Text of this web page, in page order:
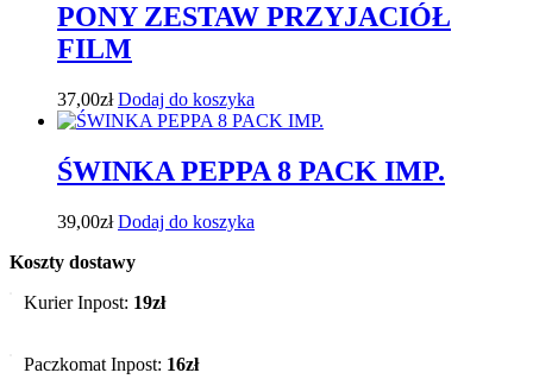
PONY ZESTAW PRZYJACIÓŁ
FILM
37,00zł Dodaj do koszyka
ŚWINKA PEPPA 8 PACK IMP.
39,00zł Dodaj do koszyka
Koszty dostawy
Kurier Inpost: 19zł
Paczkomat Inpost: 16zł